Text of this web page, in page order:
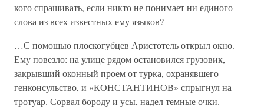
кого спрашивать, если никто не понимает ни единого
слова из всех известных ему языков?
…С помощью плоскогубцев Аристотель открыл окно.
Ему повезло: на улице рядом остановился грузовик,
закрывший оконный проем от турка, охранявшего
генконсульство, и «КОНСТАНТИНОВ» спрыгнул на
тротуар. Сорвал бороду и усы, надел темные очки.